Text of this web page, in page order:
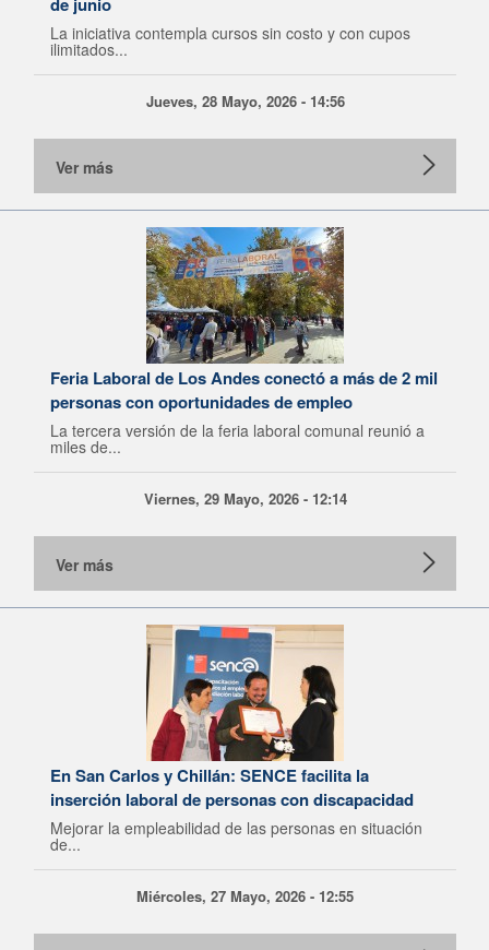
La iniciativa contempla cursos sin costo y con cupos
ilimitados...
Jueves, 28 Mayo, 2026 - 14:56
Ver más
Feria Laboral de Los Andes conectó a más de 2 mil
personas con oportunidades de empleo
La tercera versión de la feria laboral comunal reunió a
miles de...
Viernes, 29 Mayo, 2026 - 12:14
Ver más
En San Carlos y Chillán: SENCE facilita la
inserción laboral de personas con discapacidad
Mejorar la empleabilidad de las personas en situación
de...
Miércoles, 27 Mayo, 2026 - 12:55